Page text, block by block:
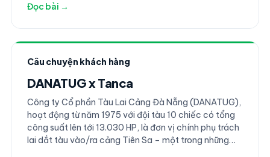
vụ theo chuẩn 4 sao.
Đọc bài →
Câu chuyện khách hàng
DANATUG x Tanca
Công ty Cổ phần Tàu Lai Cảng Đà Nẵng (DANATUG),
hoạt động từ năm 1975 với đội tàu 10 chiếc có tổng
công suất lên tới 13.030 HP, là đơn vị chính phụ trách
lai dắt tàu vào/ra cảng Tiên Sa – một trong những